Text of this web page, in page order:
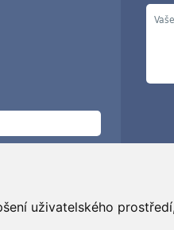
uživatelského